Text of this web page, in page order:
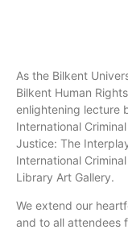
As the Bilkent
Bilkent Human
enlightening lecture
International
Justice: The
International
Library Art Gallery.
We extend our
and to all attendees